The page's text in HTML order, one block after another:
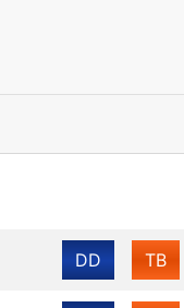
DD TB